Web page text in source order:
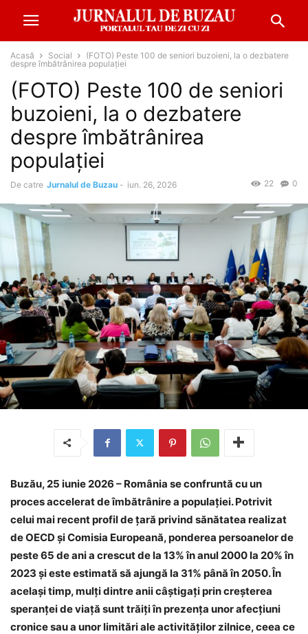
Acasă Social
(FOTO) Peste 100 de seniori buzoieni, la o dezbatere
despre îmbătrânirea populației
(FOTO) Peste 100 de seniori
buzoieni, la o dezbatere
despre îmbătrânirea
populației
De catre Jurnalul de Buzau - iun. 26, 2026 0
22
Buzău, 25 iunie 2026 – România se confruntă cu un
proces accelerat de îmbătrânire a populației. Potrivit
celui mai recent profil de țară privind sănătatea realizat
de OECD și Comisia Europeană, ponderea persoanelor de
peste 65 de ani a crescut de la 13% în anul 2000 la 20% în
2023 și este estimată să ajungă la 31% până în 2050. În
același timp, mulți dintre anii câștigați prin creșterea
speranței de viață sunt trăiți în prezența unor afecțiuni
cronice sau a unor limitări ale activităților zilnice, ceea ce